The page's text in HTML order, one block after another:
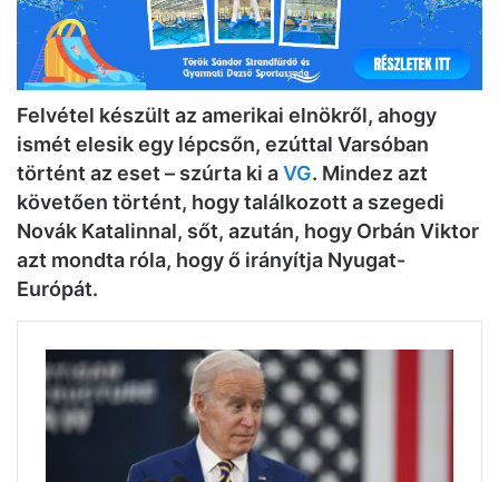
Felvétel készült az amerikai elnökről, ahogy
ismét elesik egy lépcsőn, ezúttal Varsóban
történt az eset – szúrta ki aVG. Mindez azt
követően történt, hogy találkozott a szegedi
Novák Katalinnal, sőt, azután, hogy Orbán Viktor
azt mondta róla, hogy ő irányítja Nyugat-
Európát.